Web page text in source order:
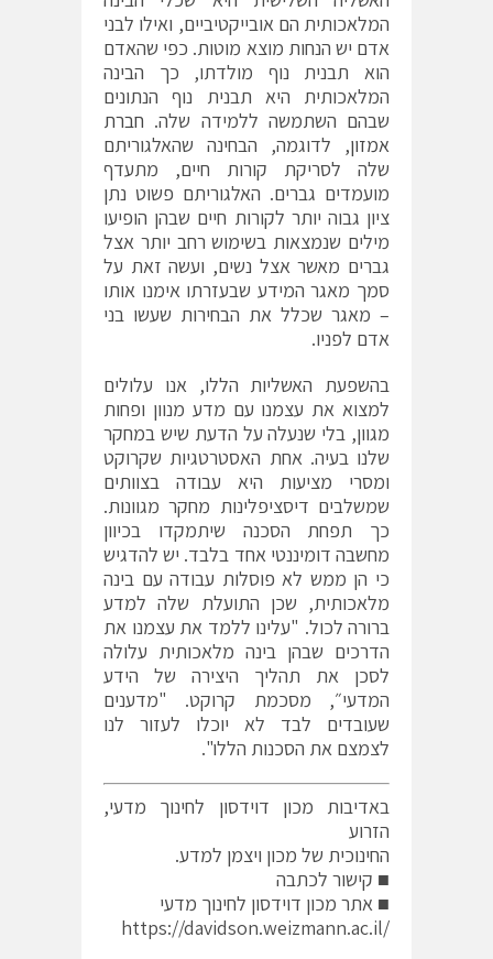
המלאכותית הם אובייקטיביים, ואילו לבני
אדם יש הנחות מוצא מוטות. כפי שהאדם
הוא תבנית נוף מולדתו, כך הבינה
המלאכותית היא תבנית נוף הנתונים
שבהם השתמשה ללמידה שלה. חברת
אמזון, לדוגמה, הבחינה שהאלגוריתם
שלה לסריקת קורות חיים, מתעדף
מועמדים גברים. האלגוריתם פשוט נתן
ציון גבוה יותר לקורות חיים שבהן הופיעו
מילים שנמצאות בשימוש רחב יותר אצל
גברים מאשר אצל נשים, ועשה זאת על
סמך מאגר המידע שבעזרתו אימנו אותו
– מאגר שכלל את הבחירות שעשו בני
אדם לפניו.
בהשפעת האשליות הללו, אנו עלולים
למצוא את עצמנו עם מדע מנוון ופחות
מגוון, בלי שנעלה על הדעת שיש במחקר
שלנו בעיה. אחת האסטרטגיות שקרוקט
ומסרי מציעות היא עבודה בצוותים
שמשלבים דיסציפלינות מחקר מגוונות.
כך תפחת הסכנה שיתמקדו בכיוון
מחשבה דומיננטי אחד בלבד. יש להדגיש
כי הן ממש לא פוסלות עבודה עם בינה
מלאכותית, שכן התועלת שלה למדע
ברורה לכול. "עלינו ללמד את עצמנו את
הדרכים שבהן בינה מלאכותית עלולה
לסכן את תהליך היצירה של הידע
המדעי״, מסכמת קרוקט. "מדענים
שעובדים לבד לא יוכלו לעזור לנו
לצמצם את הסכנות הללו".
באדיבות מכון דוידסון לחינוך מדעי,
הזרוע
החינוכית של מכון ויצמן למדע.
■ קישור לכתבה
■ אתר מכון דוידסון לחינוך מדעי
/https://davidson.weizmann.ac.il